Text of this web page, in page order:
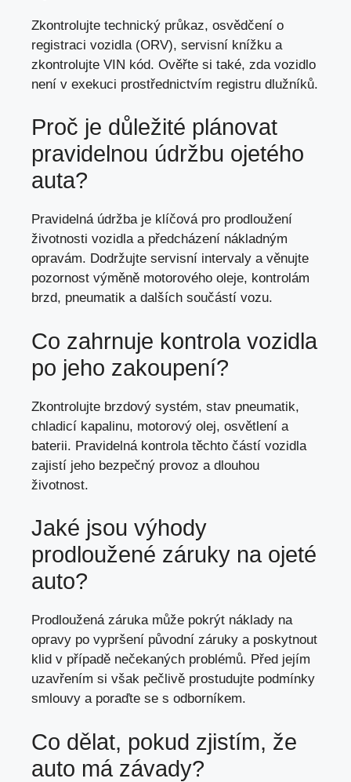
Zkontrolujte technický průkaz, osvědčení o
registraci vozidla (ORV), servisní knížku a
zkontrolujte VIN kód. Ověřte si také, zda vozidlo
není v exekuci prostřednictvím registru dlužníků.
Proč je důležité plánovat
pravidelnou údržbu ojetého
auta?
Pravidelná údržba je klíčová pro prodloužení
životnosti vozidla a předcházení nákladným
opravám. Dodržujte servisní intervaly a věnujte
pozornost výměně motorového oleje, kontrolám
brzd, pneumatik a dalších součástí vozu.
Co zahrnuje kontrola vozidla
po jeho zakoupení?
Zkontrolujte brzdový systém, stav pneumatik,
chladicí kapalinu, motorový olej, osvětlení a
baterii. Pravidelná kontrola těchto částí vozidla
zajistí jeho bezpečný provoz a dlouhou
životnost.
Jaké jsou výhody
prodloužené záruky na ojeté
auto?
Prodloužená záruka může pokrýt náklady na
opravy po vypršení původní záruky a poskytnout
klid v případě nečekaných problémů. Před jejím
uzavřením si však pečlivě prostudujte podmínky
smlouvy a poraďte se s odborníkem.
Co dělat, pokud zjistím, že
auto má závady?